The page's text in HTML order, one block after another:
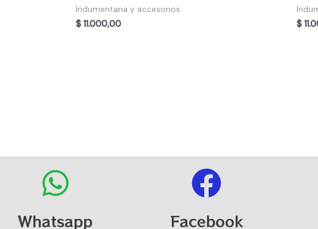
Indumentaria y accesorios
$11.000,00 $
Whatsapp Facebook